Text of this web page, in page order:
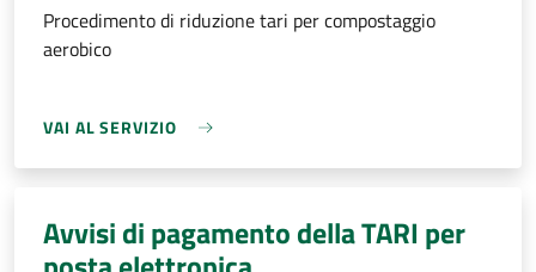
Procedimento di riduzione tari per compostaggio
aerobico
VAI AL SERVIZIO
Avvisi di pagamento della TARI per